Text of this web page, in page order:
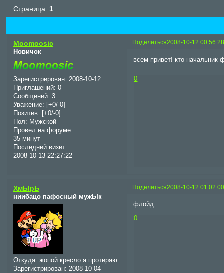
Страница: 1
Поделиться2008-10-12 00:56:28
Moomoosic
Новичок
Зарегистрирован: 2008-10-12
Приглашений: 0
Сообщений: 3
Уважение: [+0/-0]
Позитив: [+0/-0]
Пол: Мужской
Провел на форуме:
35 минут
Последний визит:
2008-10-13 22:27:22
всем привет! кто начальник
0
Поделиться2008-10-12 01:02:00
ХмЫрЬ
ниибацо пафосный мужЫк
Откуда: жопой кресло я протираю
Зарегистрирован: 2008-10-04
флойд
0